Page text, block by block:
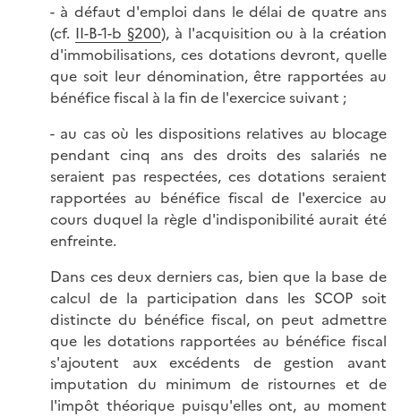
- à défaut d'emploi dans le délai de quatre ans
(cf. II-B-1-b §200), à l'acquisition ou à la création
d'immobilisations, ces dotations devront, quelle
que soit leur dénomination, être rapportées au
bénéfice fiscal à la fin de l'exercice suivant ;
- au cas où les dispositions relatives au blocage
pendant cinq ans des droits des salariés ne
seraient pas respectées, ces dotations seraient
rapportées au bénéfice fiscal de l'exercice au
cours duquel la règle d'indisponibilité aurait été
enfreinte.
Dans ces deux derniers cas, bien que la base de
calcul de la participation dans les SCOP soit
distincte du bénéfice fiscal, on peut admettre
que les dotations rapportées au bénéfice fiscal
s'ajoutent aux excédents de gestion avant
imputation du minimum de ristournes et de
l'impôt théorique puisqu'elles ont, au moment